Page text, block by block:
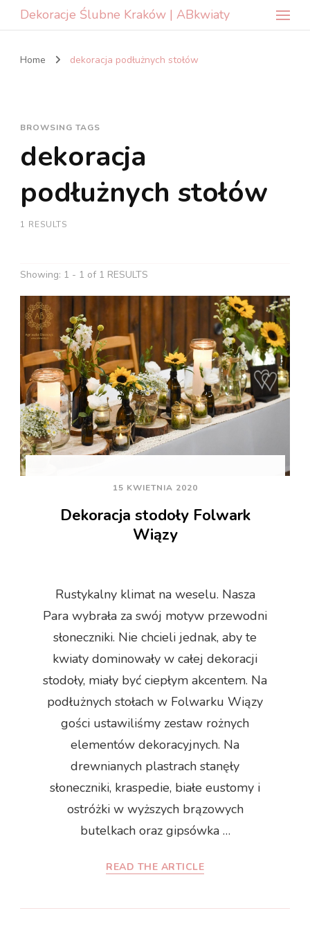
Dekoracje Ślubne Kraków | ABkwiaty
Home dekoracja podłużnych stołów
BROWSING TAGS
dekoracja
podłużnych stołów
1 RESULTS
Showing: 1 - 1 of 1 RESULTS
15 KWIETNIA 2020
Dekoracja stodoły Folwark
Wiązy
Rustykalny klimat na weselu. Nasza
Para wybrała za swój motyw przewodni
słoneczniki. Nie chcieli jednak, aby te
kwiaty dominowały w całej dekoracji
stodoły, miały być ciepłym akcentem. Na
podłużnych stołach w Folwarku Wiązy
gości ustawiliśmy zestaw rożnych
elementów dekoracyjnych. Na
drewnianych plastrach stanęły
słoneczniki, kraspedie, białe eustomy i
ostróżki w wyższych brązowych
butelkach oraz gipsówka …
READ THE ARTICLE